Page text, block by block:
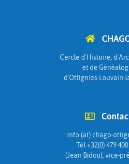
Cercle d'Histoire,
et de
d'Ottignies-Louvain-
info (at) chago-
Tél +32(0) 479
(Jean Bidoul, vice-